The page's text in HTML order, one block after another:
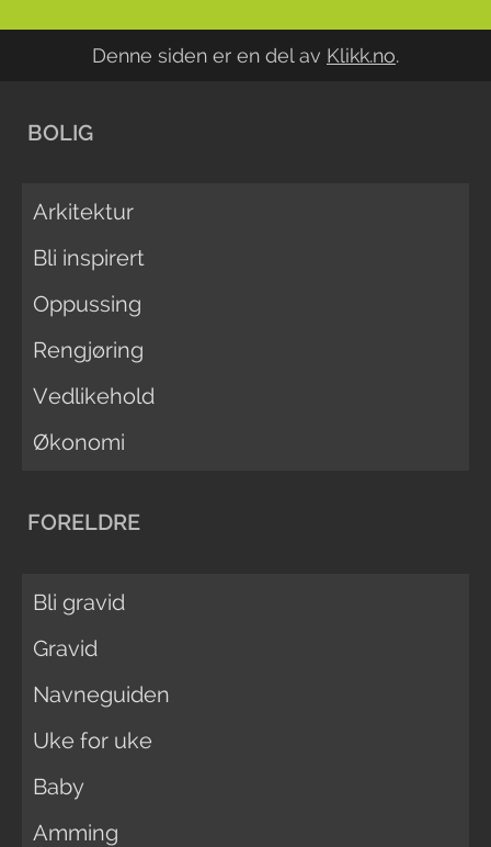
Denne siden er en del av Klikk.no.
BOLIG
Arkitektur
Bli inspirert
Oppussing
Rengjøring
Vedlikehold
Økonomi
FORELDRE
Bli gravid
Gravid
Navneguiden
Uke for uke
Baby
Amming